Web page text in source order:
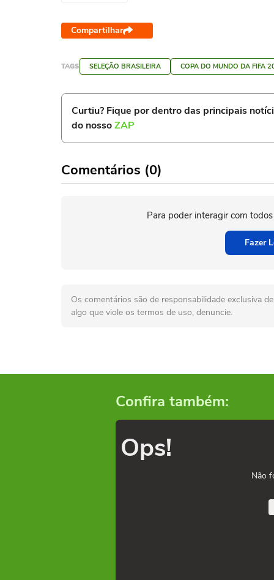
Compartilhar
TAGS SELEÇÃO BRASILEIRA COPA DO MUNDO DA FIFA
Curtiu? Fique por dentro das principais
do nossoZAP
Comentários (0)
Para poder interagir com
Fazer
Os comentários são de responsabilidade exclusiva
algo que viole os termos de uso, denuncie.
Confira também:
Ops!
Não